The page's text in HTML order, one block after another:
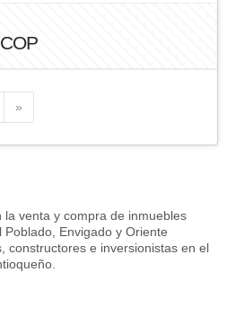
COP
»
venta y compra de inmuebles
Envigado y Oriente
constructores e inversionistas en el